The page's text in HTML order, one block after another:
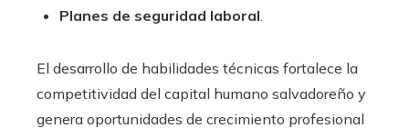
Planes de seguridad laboral.
El desarrollo de habilidades técnicas fortalece la
competitividad del capital humano salvadoreño y
genera oportunidades de crecimiento profesional